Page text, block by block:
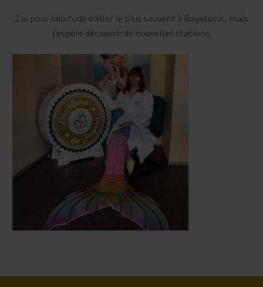
J’ai pour habitude d’aller le plus souvent à Royatonic, mais
j’espère découvrir de nouvelles stations.